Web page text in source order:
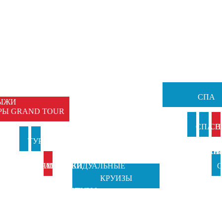
GRAND TOUR
ТУРЫ В
ИТАЛИЮ
ПРАЗДНИКИ
ОТ GRAND
ИНДИВИДУАЛЬНЫЕ
ТУРЫ
КРУИЗЫ
СПА
СПА В
ИТАЛИИ